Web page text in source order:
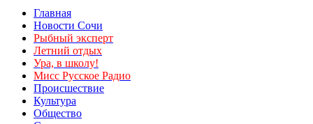
Главная
Новости Сочи
Рыбный эксперт
Летний отдых
Ура, в школу!
Мисс Русское Радио
Происшествие
Культура
Общество